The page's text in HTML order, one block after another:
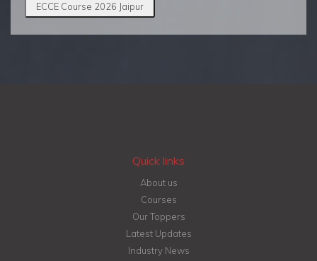
ECCE Course 2026 Jaipur
Quick links
About us
Courses
Our Toppers
Latest Updates
Industry News